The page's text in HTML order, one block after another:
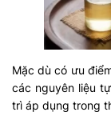
Mặc dù có ưu
các nguyên liệu
trì áp dụng trong